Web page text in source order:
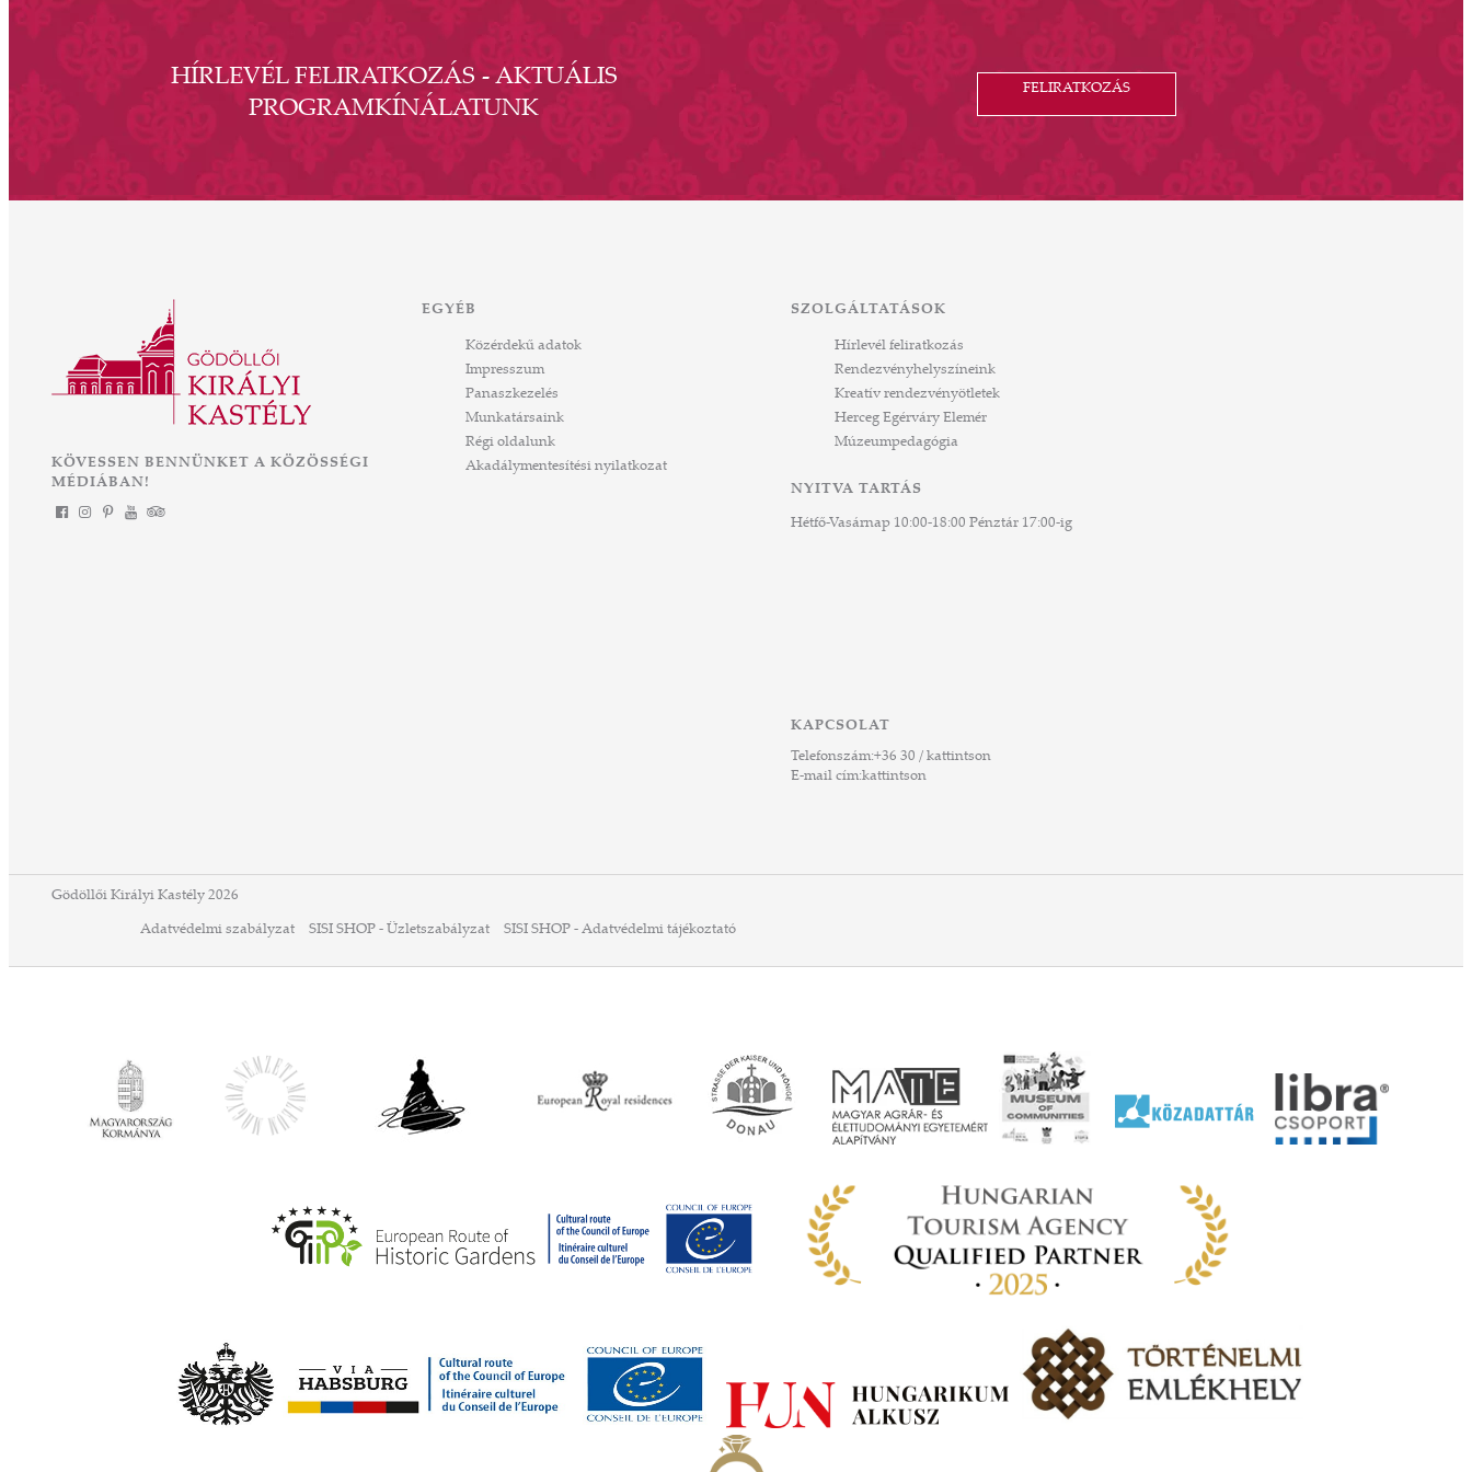
HÍRLEVÉL FELIRATKOZÁS - AKTUÁLIS
PROGRAMKÍNÁLATUNK
FELIRATKOZÁS
KÖVESSEN BENNÜNKET A KÖZÖSSÉGI
MÉDIÁBAN!
EGYÉB
Közérdekű adatok
Impresszum
Panaszkezelés
Munkatársaink
Régi oldalunk
Akadálymentesítési nyilatkozat
SZOLGÁLTATÁSOK
Hírlevél feliratkozás
Rendezvényhelyszíneink
Kreatív rendezvényötletek
Herceg Egérváry Elemér
Múzeumpedagógia
NYITVA TARTÁS
Hétfő-Vasárnap 10:00-18:00 Pénztár 17:00-ig
KAPCSOLAT
Telefonszám:+36 30 / kattintson
E-mail cím:kattintson
Gödöllői Királyi Kastély 2026
Adatvédelmi szabályzat SISI SHOP - Üzletszabályzat SISI SHOP - Adatvédelmi tájékoztató